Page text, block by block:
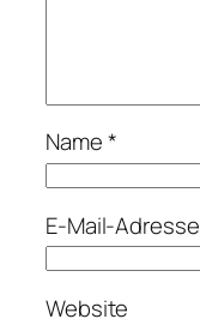
Name*
E-Mail-Adresse
Website